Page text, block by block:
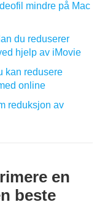
mindre på Mac
du reduserer
hjelp av iMovie
kan redusere
online
reduksjon av
en
beste